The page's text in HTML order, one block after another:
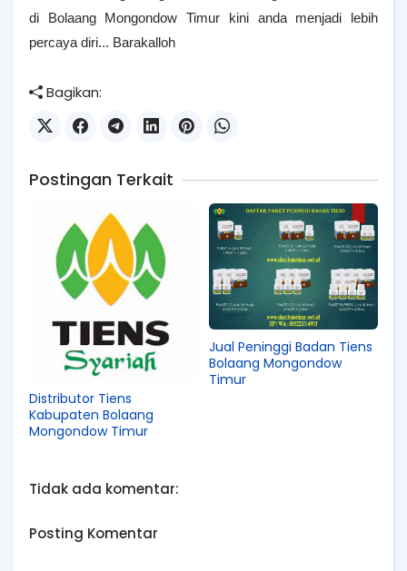
di Bolaang Mongondow Timur kini anda menjadi lebih
percaya diri... Barakalloh
Bagikan:
Postingan Terkait
Distributor Tiens
Kabupaten Bolaang
Mongondow Timur
Jual Peninggi Badan Tiens
Bolaang Mongondow
Timur
Tidak ada komentar:
Posting Komentar